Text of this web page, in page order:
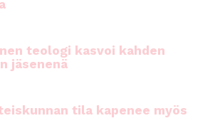
teologi kasvoi kahden
jäsenenä
tila kapenee myös